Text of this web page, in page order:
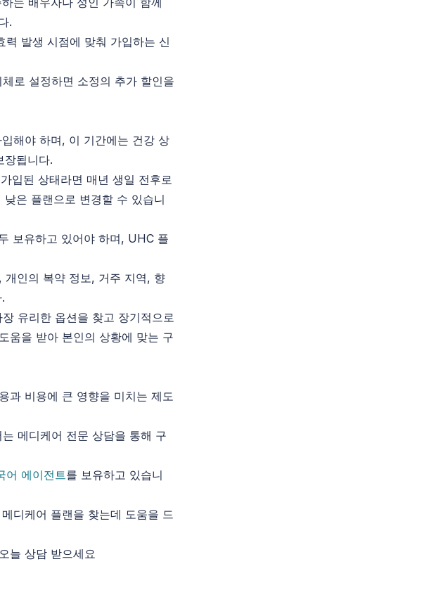
.
력 발생 시점에 맞춰 가입하는 신
로 설정하면 소정의 추가 할인을
해야 하며, 이 기간에는 건강 상
장됩니다.
입된 상태라면 매년 생일 전후로
은 플랜으로 변경할 수 있습니
보유하고 있어야 하며, UHC 플
인의 복약 정보, 거주 지역, 향
유리한 옵션을 찾고 장기적으로
움을 받아 본인의 상황에 맞는 구
과 비용에 큰 영향을 미치는 제도
메디케어 전문 상담을 통해 구
어 에이전트를 보유하고 있습니
디케어 플랜을 찾는데 도움을 드
늘 상담 받으세요